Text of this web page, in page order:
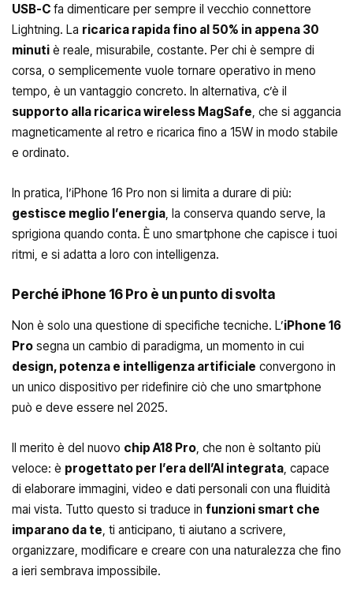
USB-C fa dimenticare per sempre il vecchio connettore
Lightning. La ricarica rapida fino al 50% in appena 30
minuti è reale, misurabile, costante. Per chi è sempre di
corsa, o semplicemente vuole tornare operativo in meno
tempo, è un vantaggio concreto. In alternativa, c’è il
supporto alla ricarica wireless MagSafe , che si aggancia
magneticamente al retro e ricarica fino a 15W in modo stabile
e ordinato.
In pratica, l’iPhone 16 Pro non si limita a durare di più:
gestisce meglio l’energia, la conserva quando serve, la
sprigiona quando conta. È uno smartphone che capisce i tuoi
ritmi, e si adatta a loro con intelligenza.
Perché iPhone 16 Pro è un punto di svolta
Non è solo una questione di specifiche tecniche. L’iPhone 16
Pro segna un cambio di paradigma, un momento in cui
design, potenza e intelligenza artificiale convergono in
un unico dispositivo per ridefinire ciò che uno smartphone
può e deve essere nel 2025.
Il merito è del nuovo chip A18 Pro, che non è soltanto più
veloce: è progettato per l’era dell’AI integrata, capace
di elaborare immagini, video e dati personali con una fluidità
mai vista. Tutto questo si traduce in funzioni smart che
imparano da te, ti anticipano, ti aiutano a scrivere,
organizzare, modificare e creare con una naturalezza che fino
a ieri sembrava impossibile.